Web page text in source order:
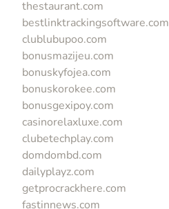
thestaurant.com
bestlinktrackingsoftware.com
clublubupoo.com
bonusmazijeu.com
bonuskyfojea.com
bonuskorokee.com
bonusgexipoy.com
casinorelaxluxe.com
clubetechplay.com
domdombd.com
dailyplayz.com
getprocrackhere.com
fastinnews.com